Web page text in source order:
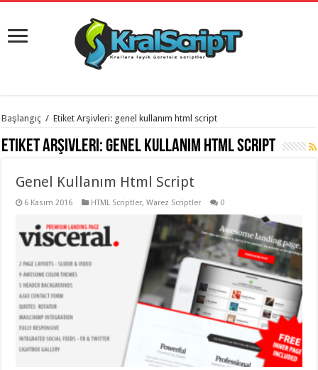
istanbul
evden
eve
organizasyon
evden
taşımacılık
evden
gaziantep
evden
taşımacılık,
evden
taşımacılık,
gaziantep
evden
Başlangıç / Etiket Arşivleri: genel kullanım html script
Etiket Arşivleri:genel kullanım html script
Genel Kullanım Html Script
6 Kasım 2016 HTML Scriptler,Warez Scriptler 0